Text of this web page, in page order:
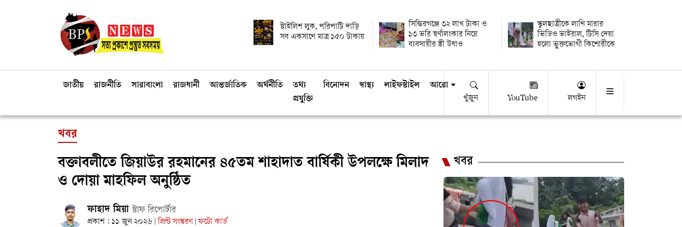
স্টাইলিশ লুক, পরিপাটি দাড়ি
সব একসাথে মাত্র ১৫০ টাকায়
সিদ্ধিরগঞ্জে ৩২ লাখ টাকা ও
১৩ ভরি স্বর্ণালংকার নিয়ে
ব্যবসায়ীর স্ত্রী উধাও
স্কুলছাত্রীকে লাথি মারার
ভিডিও ভাইরাল, টিসি দেয়া
হলো ভুক্তভোগী কিশোরীকে
জাতীয় রাজনীতি সারাবাংলা রাজধানী আন্তর্জাতিক অর্থনীতি
তথ্য
প্রযুক্তি
বিনোদন স্বাস্থ্য লাইফস্টাইল আরো
খুঁজুন YouTube লগইন
খবর
বক্তাবলীতে জিয়াউর রহমানের ৪৫তম শাহাদাত বার্ষিকী উপলক্ষে মিলাদ
ও দোয়া মাহফিল অনুষ্ঠিত
ফাহাদ মিয়াস্টাফ রিপোর্টার
প্রকাশ : ১১ জুন ২০২৬ প্রিন্ট সংস্করণ ফটো কার্ড
খবর